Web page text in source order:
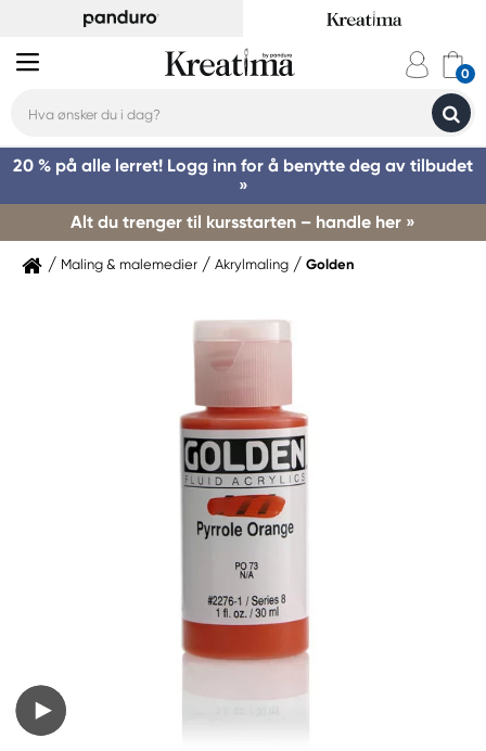
20 % på alle lerret! Logg inn for å benytte deg av tilbudet
»
Alt du trenger til kursstarten – handle her »
Maling & malemedier Akrylmaling Golden